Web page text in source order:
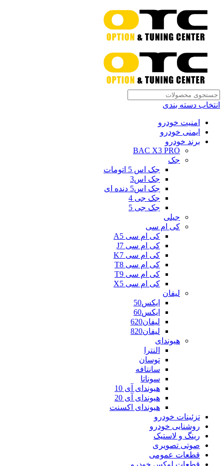
انتخاب دسته بندی
امنیت خودرو
ایمنی خودرو
برند خودرو
BAC X3 PRO
جک
جک اس 5 اتومات
جک اس3
جک اس5 دنده ای
جک جی 4
جک جی 5
جیلی
کی ام سی
کی ام سی A5
کی ام سی J7
کی ام سی K7
کی ام سی T8
کی ام سی T9
کی ام سی X5
لیفان
ایکس50
ایکس60
لیفان620
لیفان820
هیوندای
النترا
توسان
سانتافه
سوناتا
هیوندای آی 10
هیوندای آی 20
هیوندای اکسنت
تزئینات خودرو
روشنایی خودرو
رینگ و لاستیک
صوتی تصویری
قطعات عمومی
قطعات لوکس خودرو